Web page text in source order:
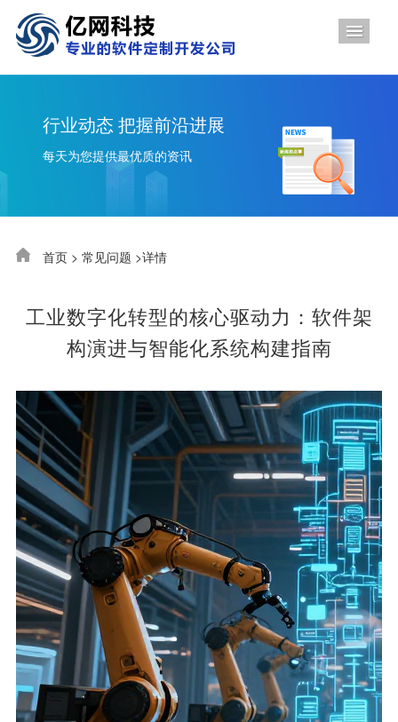
行业动态 把握前沿进展
每天为您提供最优质的资讯
首页 > 常见问题 >详情
工业数字化转型的核心驱动力：软件架
构演进与智能化系统构建指南